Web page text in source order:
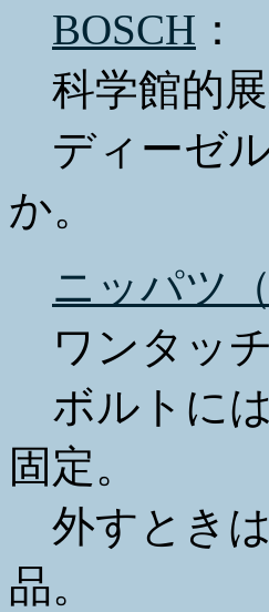
BOSCH ：
科学館的展
ディーゼ
か。
ニッパツ
ワンタッチ
ボルトに
固定。
外すとき
品。